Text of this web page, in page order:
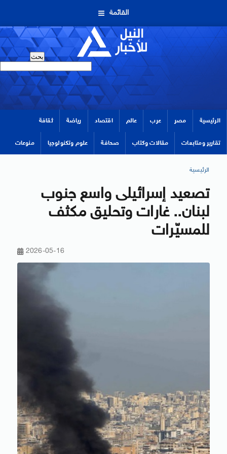
القائمة
الرئيسية مصر عرب عالم اقتصاد رياضة ثقافة
تقارير ومتابعات مقالات وكتاب صحافة علوم وتكنولوجيا منوعات
الرئيسية
تصعيد إسرائيلى واسع جنوب
لبنان.. غارات وتحليق مكثف
للمسيّرات
2026-05-16